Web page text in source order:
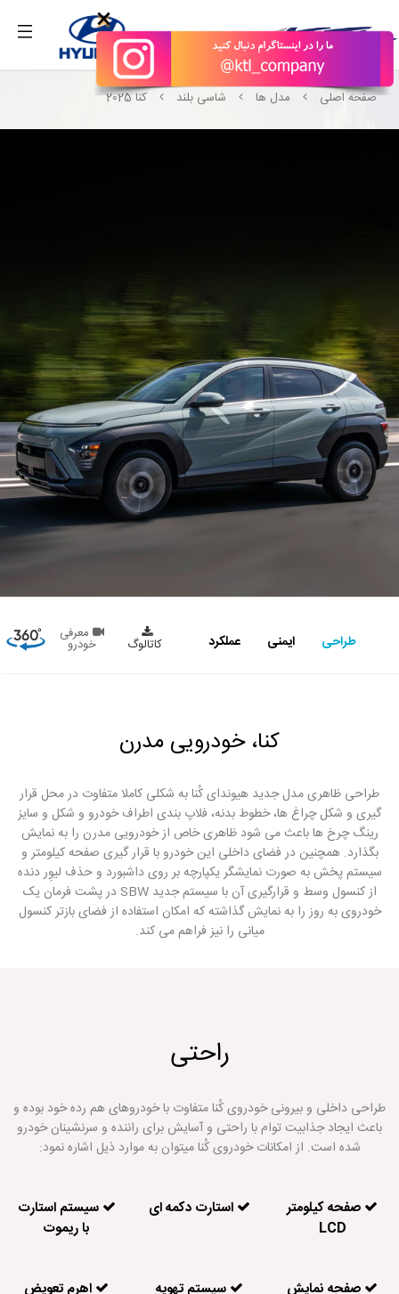
×
صفحه اصلی مدل ها شاسی بلند کنا 2025
طراحی ایمنی عملکرد کاتالوگ
معرفی
خودرو
کنا، خودرویی مدرن
طراحی ظاهری مدل جدید هیوندای کُنا به شکلی کاملا متفاوت در محل قرار
گیری و شکل چراغ ها، خطوط بدنه، فلاپ بندی اطراف خودرو و شکل و سایز
رینگ چرخ ها باعث می شود ظاهری خاص از خودرویی مدرن را به نمایش
بگذارد. همچنین در فضای داخلی این خودرو با قرار گیری صفحه کیلومتر و
سیستم پخش به صورت نمایشگر یکپارچه بر روی داشبورد و حذف لیوِر دنده
از کنسول وسط و قرارگیری آن با سیستم جدید SBW در پشت فرمان یک
خودروی به روز را به نمایش گذاشته که امکان استفاده از فضای بازتر کنسول
میانی را نیز فراهم می کند.
راحتی
طراحی داخلی و بیرونی خودروی کُنا متفاوت با خودروهای هم رده خود بوده و
باعث ایجاد جذابیت توام با راحتی و آسایش برای راننده و سرنشینان خودرو
شده است. از امکانات خودروی کُنا میتوان به موارد ذیل اشاره نمود:
صفحه کیلومتر
LCD
استارت دکمه ای
سیستم استارت
با ریموت
صفحه نمایش
سیستم تهویه
اهرم تعویض